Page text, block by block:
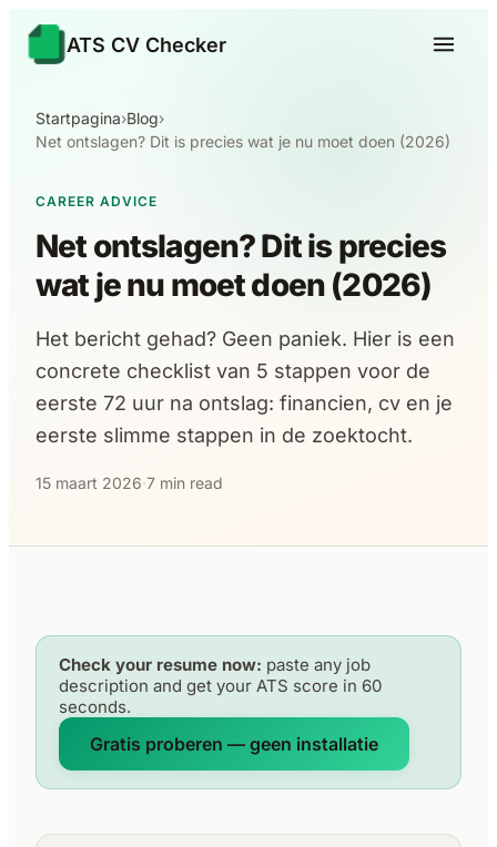
ATS CV Checker
Startpagina›Blog›
Net ontslagen? Dit is precies wat je nu moet doen (2026)
CAREER ADVICE
Net ontslagen? Dit is precies
wat je nu moet doen (2026)
Het bericht gehad? Geen paniek. Hier is een
concrete checklist van 5 stappen voor de
eerste 72 uur na ontslag: financien, cv en je
eerste slimme stappen in de zoektocht.
15 maart 2026·7 min read
Check your resume now: paste any job
description and get your ATS score in 60
seconds.
Gratis proberen — geen installatie